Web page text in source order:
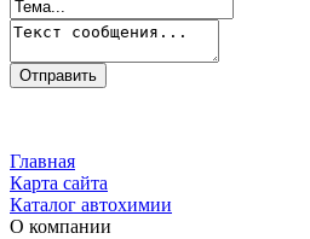
Главная
Карта сайта
Каталог автохимии
О компании